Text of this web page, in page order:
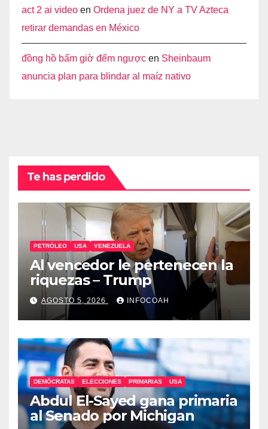
act 2 ai video en Ordena juez de NY a TV Azteca
retirar demandas en México
đồng hồ bấm giờ đếm ngược en Sheinbaum
anuncia plan para blindar al maíz nativo
Te has perdido
PETRÓLEO USA VENEZUELA
Al vencedor le pertenecen la
riquezas – Trump
AGOSTO 5, 2026 INFOCOAH
DEMÓCRATAS ELECCIONES PRIMARIAS USA
Abdul El-Sayed gana primaria
al Senado por Michigan